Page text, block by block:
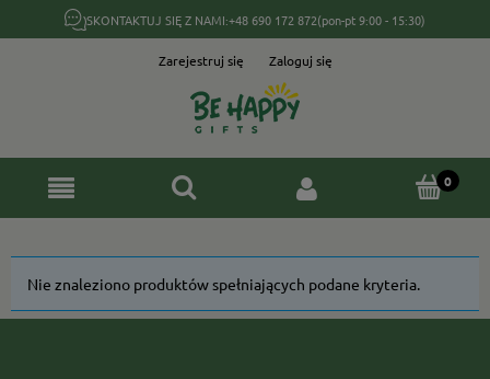
SKONTAKTUJ SIĘ Z NAMI:+48 690 172 872(pon-pt 9:00 - 15:30)
Zarejestruj się Zaloguj się
Nie znaleziono produktów spełniających podane kryteria.